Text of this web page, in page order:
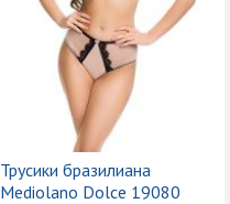
Трусики бразилиана
Mediolano Dolce 19080